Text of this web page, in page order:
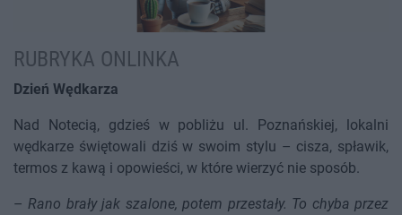
RUBRYKA ONLINKA
Dzień Wędkarza
Nad Notecią, gdzieś w pobliżu ul. Poznańskiej, lokalni
wędkarze świętowali dziś w swoim stylu – cisza, spławik,
termos z kawą i opowieści, w które wierzyć nie sposób.
–Rano brały jak szalone, potem przestały. To chyba przez